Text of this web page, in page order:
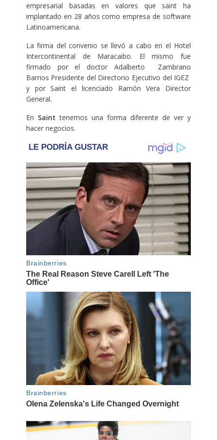
empresarial basadas en valores que saint ha
implantado en 28 años como empresa de software
Latinoamericana.
La firma del convenio se llevó a cabo en el Hotel
Intercontinental de Maracaibo. El mismo fue
firmado porel doctor Adalberto Zambrano
Barrios Presidente del Directorio Ejecutivo del IGEZ
y por Saint el licenciado Ramón Vera Director
General.
En Saint tenemos una forma diferente de ver y
hacer negocios.